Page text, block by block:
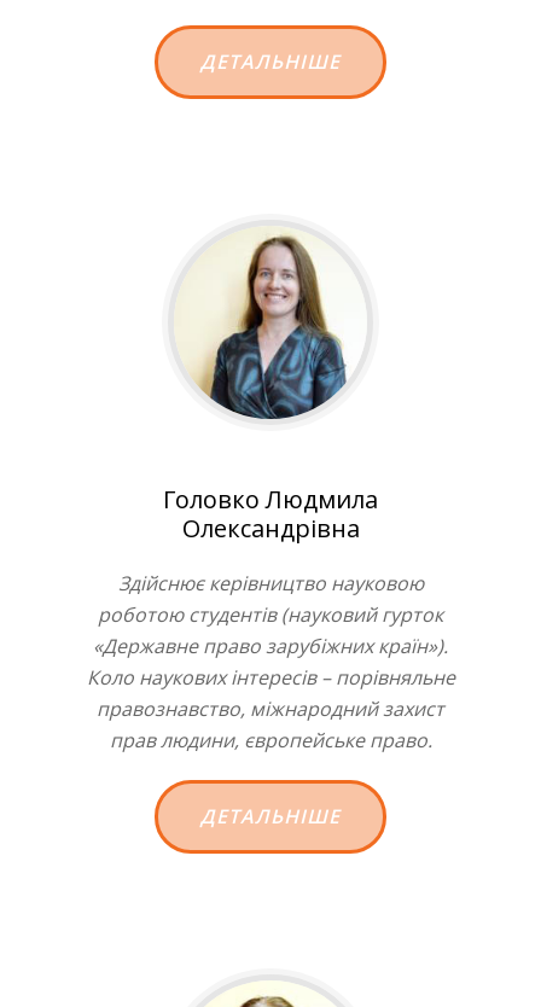
ДЕТАЛЬНІШЕ
Головко Людмила
Олександрівна
Здійснює керівництво науковою
роботою студентів (науковий гурток
«Державне право зарубіжних країн»).
Коло наукових інтересів – порівняльне
правознавство, міжнародний захист
прав людини, європейське право.
ДЕТАЛЬНІШЕ